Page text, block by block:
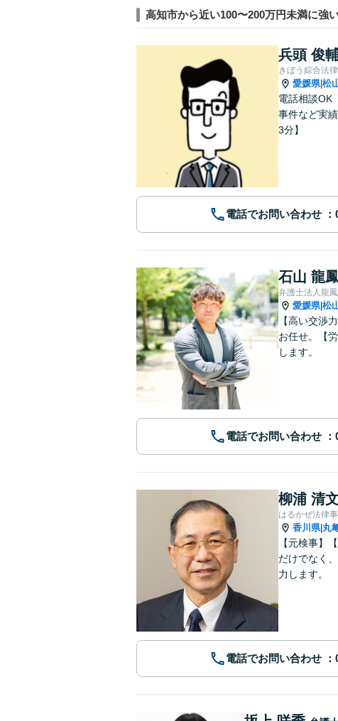
高知市から近い100〜200万円未満に強
兵頭 俊
きぼう綜合法
愛媛県|松
電話相談OK
事件など実
3分】
電話でお問い合わせ
石山 龍
弁護士法人龍
愛媛県|松
【高い交渉
お任せ。【
します。
電話でお問い合わせ
柳浦 清
はるかぜ法律
香川県| 丸
【元検事】
だけでなく
力します。
電話でお問い合わせ